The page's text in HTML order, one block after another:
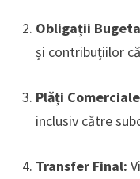
Obligații
și contribuțiilor
Plăți
inclusiv către
Transfer Final: